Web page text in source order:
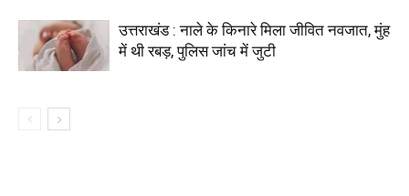
उत्तराखंड : नाले के किनारे मिला जीवित नवजात, मुंह
में थी रबड़, पुलिस जांच में जुटी